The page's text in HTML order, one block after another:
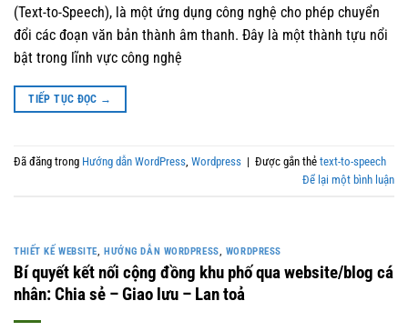
(Text-to-Speech), là một ứng dụng công nghệ cho phép chuyển
đổi các đoạn văn bản thành âm thanh. Đây là một thành tựu nổi
bật trong lĩnh vực công nghệ
TIẾP TỤC ĐỌC →
Đã đăng trong Hướng dẫn WordPress Wordpress | Được gắn thẻ text-to-speech
Để lại một bình luận
THIẾT KẾ WEBSITE, HƯỚNG DẪN WORDPRESS, WORDPRESS
Bí quyết kết nối cộng đồng khu phố qua website/blog cá
nhân: Chia sẻ – Giao lưu – Lan toả